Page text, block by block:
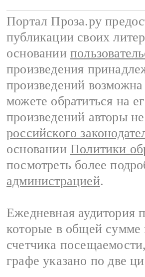
Портал Проза.ру
публикации своих
основании
произведения
произведений
можете обратиться на
произведений авторы
российского
основании Политики
посмотреть более
администрацией.
Ежедневная аудитория
которые в общей сумме
счетчика
графе указано по две